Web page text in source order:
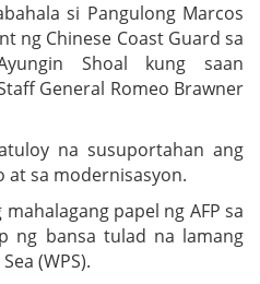
si Pangulong Marcos
ng Chinese Coast Guard sa
Shoal kung saan
General Romeo Brawner
na susuportahan ang
at sa modernisasyon.
papel ng AFP sa
ng bansa tulad na lamang
(WPS).